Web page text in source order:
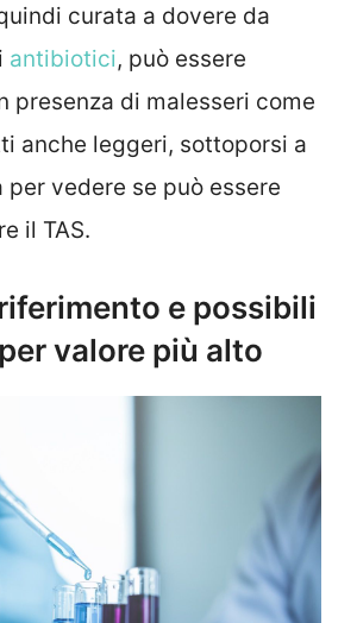
curata a dovere da
antibiotici, può essere
presenza di malesseri come
anche leggeri, sottoporsi a
vedere se può essere
il TAS.
e possibili
valore più alto